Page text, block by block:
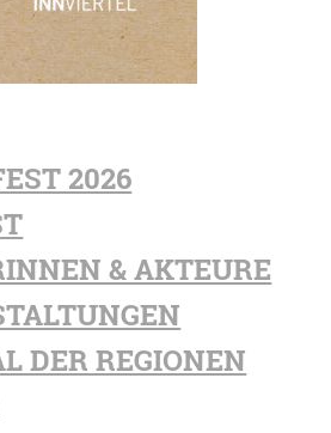
2026
& AKTEURE
DER REGIONEN